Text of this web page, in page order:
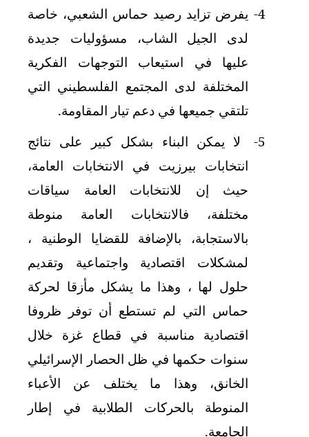
4- يفرض تزايد رصيد حماس الشعبي، خاصة
لدى الجيل الشاب، مسؤوليات جديدة
عليها في استيعاب التوجهات الفكرية
المختلفة لدى المجتمع الفلسطيني التي
تلتقي جميعها في دعم تيار المقاومة.
5-
لا يمكن البناء بشكل كبير على نتائج
انتخابات بيرزيت في الانتخابات العامة،
حيث إن للانتخابات العامة سياقات
مختلفة، فالانتخابات العامة منوطة
بالاستجابة، بالإضافة للقضايا الوطنية ،
لمشكلات اقتصادية واجتماعية وتقديم
حلول لها ، وهذا ما يشكل مأزقا لحركة
حماس التي لم تستطع أن توفر ظروفا
اقتصادية مناسبة في قطاع غزة خلال
سنوات حكمها في ظل الحصار الإسرائيلي
الخانق، وهذا ما يختلف عن الأعباء
المنوطة بالحركات الطلابية في إطار
الجامعة.